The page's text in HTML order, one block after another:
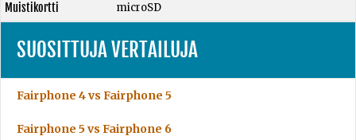
Muistikortti
microSD
SUOSITTUJA VERTAILUJA
Fairphone 4 vs Fairphone 5
Fairphone 5 vs Fairphone 6